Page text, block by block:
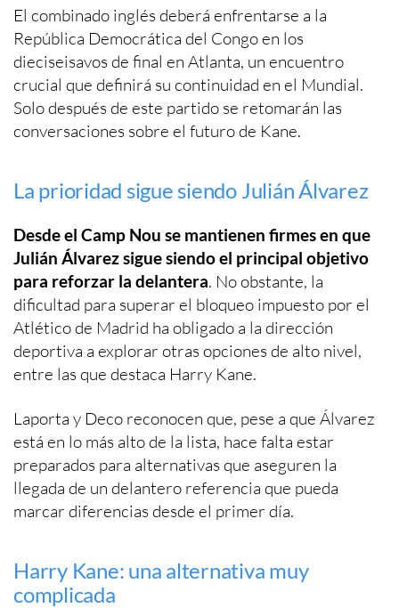
El combinado inglés deberá enfrentarse a la
República Democrática del Congo en los
dieciseisavos de final en Atlanta, un encuentro
crucial que definirá su continuidad en el Mundial.
Solo después de este partido se retomarán las
conversaciones sobre el futuro de Kane.
La prioridad sigue siendo Julián Álvarez
Desde el Camp Nou se mantienen firmes en que
Julián Álvarez sigue siendo el principal objetivo
para reforzar la delantera. No obstante, la
dificultad para superar el bloqueo impuesto por el
Atlético de Madrid ha obligado a la dirección
deportiva a explorar otras opciones de alto nivel,
entre las que destaca Harry Kane.
Laporta y Deco reconocen que, pese a que Álvarez
está en lo más alto de la lista, hace falta estar
preparados para alternativas que aseguren la
llegada de un delantero referencia que pueda
marcar diferencias desde el primer día.
Harry Kane: una alternativa muy
complicada